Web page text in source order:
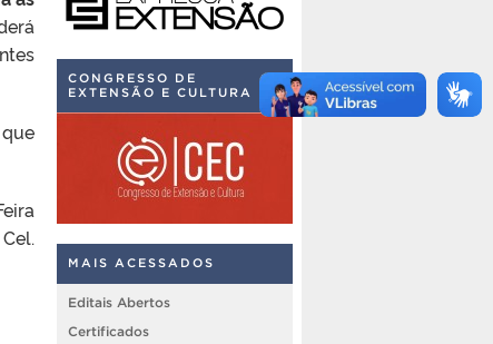
CONGRESSO DE
EXTENSÃO E CULTURA
MAIS ACESSADOS
Editais Abertos
Certificados